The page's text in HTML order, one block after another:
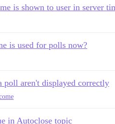
is shown to user in server
is used for polls now?
poll aren't displayed correctly
in Autoclose topic